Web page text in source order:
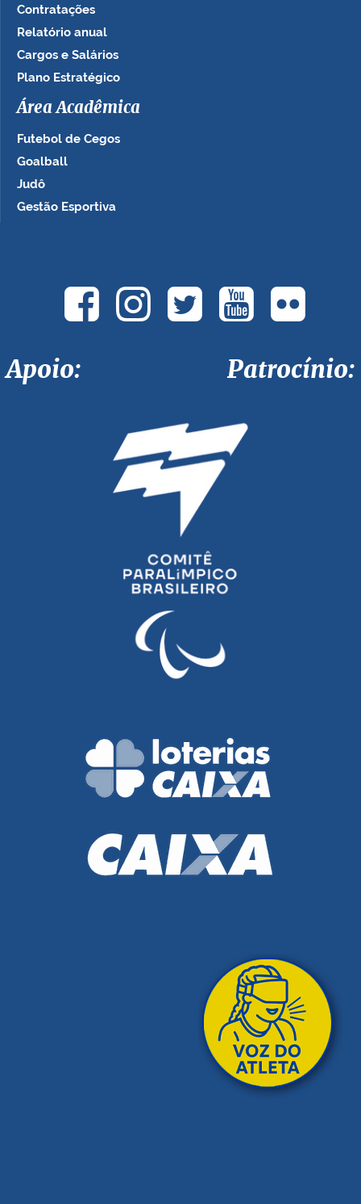
Contratações
Relatório anual
Cargos e Salários
Plano Estratégico
Área Acadêmica
Futebol de Cegos
Goalball
Judô
Gestão Esportiva
Apoio: Patrocínio: